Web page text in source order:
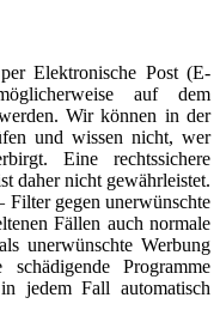
Elektronische Post (E-
auf dem
Wir können in der
und wissen nicht, wer
Eine rechtssichere
daher nicht gewährleistet.
gegen unerwünschte
Fällen auch normale
unerwünschte Werbung
Programme
jedem Fall automatisch